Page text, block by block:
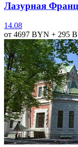
Лазурная
14.08
от 4697 BYN + 295